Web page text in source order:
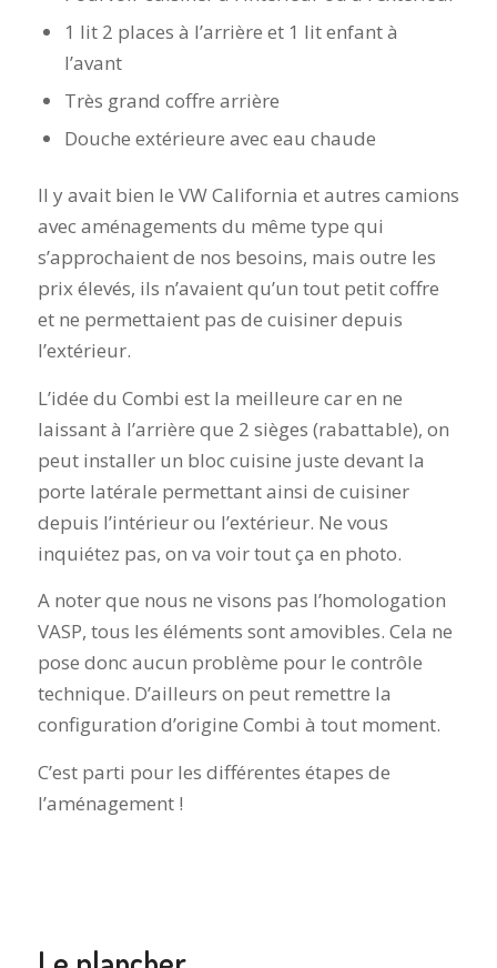
1 lit 2 places à l’arrière et 1 lit enfant à
l’avant
Très grand coffre arrière
Douche extérieure avec eau chaude
Il y avait bien le VW California et autres camions
avec aménagements du même type qui
s’approchaient de nos besoins, mais outre les
prix élevés, ils n’avaient qu’un tout petit coffre
et ne permettaient pas de cuisiner depuis
l’extérieur.
L’idée du Combi est la meilleure car en ne
laissant à l’arrière que 2 sièges (rabattable), on
peut installer un bloc cuisine juste devant la
porte latérale permettant ainsi de cuisiner
depuis l’intérieur ou l’extérieur. Ne vous
inquiétez pas, on va voir tout ça en photo.
A noter que nous ne visons pas l’homologation
VASP, tous les éléments sont amovibles. Cela ne
pose donc aucun problème pour le contrôle
technique. D’ailleurs on peut remettre la
configuration d’origine Combi à tout moment.
C’est parti pour les différentes étapes de
l’aménagement !